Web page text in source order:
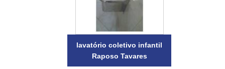
lavatório coletivo infantil
Raposo Tavares